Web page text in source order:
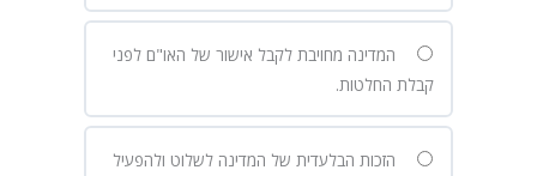
המדינה מחויבת לקבל אישור של האו"ם לפני
קבלת החלטות.
הזכות הבלעדית של המדינה לשלוט ולהפעיל